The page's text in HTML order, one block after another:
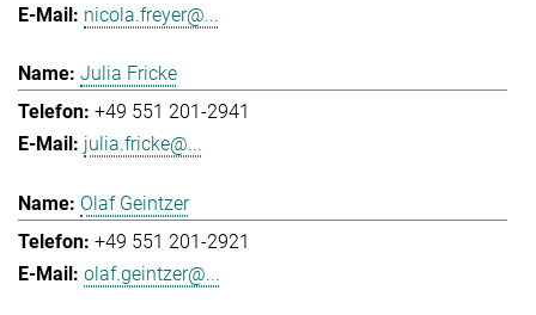
nicola.freyer@...
Julia Fricke
+49 551 201-2941
julia.fricke@...
Olaf Geintzer
+49 551 201-2921
olaf.geintzer@...